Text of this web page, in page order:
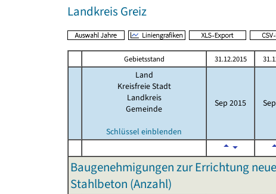
Landkreis Greiz
Gebietsstand 31.12.2015
Land
Kreisfreie Stadt
Landkreis
Gemeinde
Schlüssel einblenden
Sep 2015
Baugenehmigungen zur Errichtung
Stahlbeton (Anzahl)